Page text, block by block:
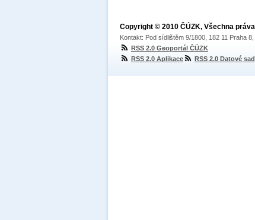
Copyright © 2010 ČÚZK, Všechna
Kontakt: Pod sídlištěm 9/1800, 182 11 Praha
RSS 2.0 Geoportál ČÚZK
RSS 2.0 Aplikace
RSS 2.0 Datové